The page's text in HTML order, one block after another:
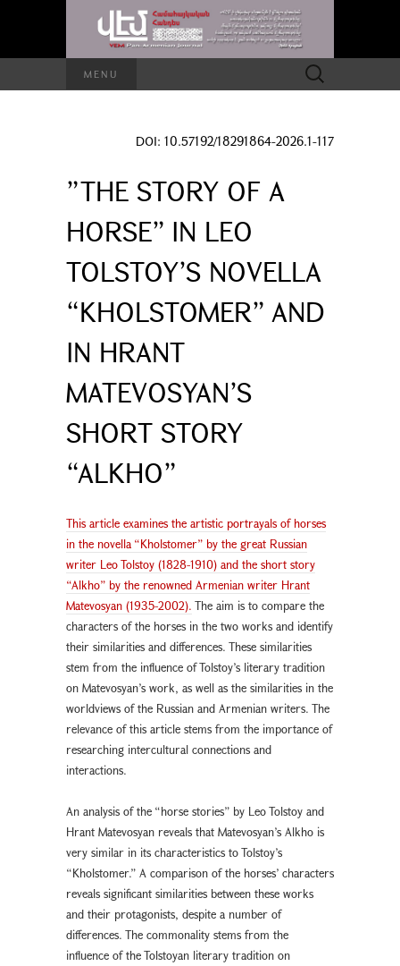
MENU
Search
for:
DOI: 10.57192/18291864-2026.1-117
”THE STORY OF A
HORSE” IN LEO
TOLSTOY’S NOVELLA
“KHOLSTOMER” AND
IN HRANT
MATEVOSYAN’S
SHORT STORY
“ALKHO”
This article examines the artistic portrayals of horses
in the novella “Kholstomer” by the great Russian
writer Leo Tolstoy (1828-1910) and the short story
“Alkho” by the renowned Armenian writer Hrant
Matevosyan (1935-2002). The aim is to compare the
characters of the horses in the two works and identify
their similarities and differences. These similarities
stem from the influence of Tolstoy’s literary tradition
on Matevosyan’s work, as well as the similarities in the
worldviews of the Russian and Armenian writers. The
relevance of this article stems from the importance of
researching intercultural connections and
interactions.
An analysis of the “horse stories” by Leo Tolstoy and
Hrant Matevosyan reveals that Matevosyan’s Alkho is
very similar in its characteristics to Tolstoy’s
“Kholstomer.” A comparison of the horses’ characters
reveals significant similarities between these works
and their protagonists, despite a number of
differences. The commonality stems from the
influence of the Tolstoyan literary tradition on